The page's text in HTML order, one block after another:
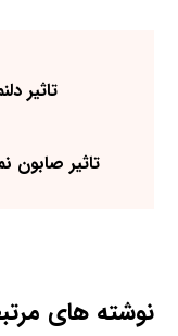
تاثیر
تاثیر صابون
نوشته های